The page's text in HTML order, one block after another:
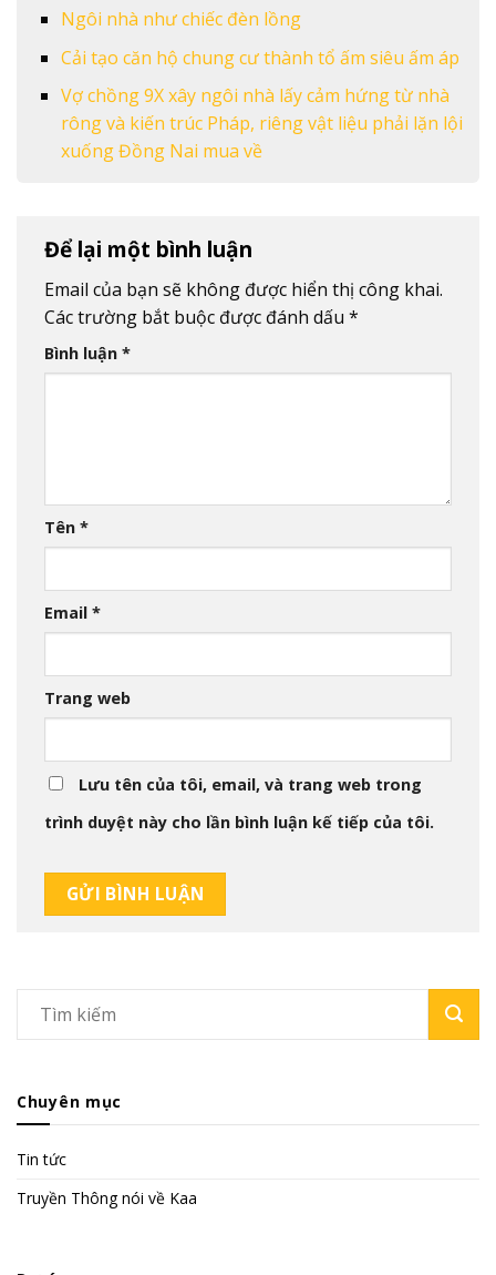
Ngôi nhà như chiếc đèn lồng
Cải tạo căn hộ chung cư thành tổ ấm siêu ấm áp
Vợ chồng 9X xây ngôi nhà lấy cảm hứng từ nhà
rông và kiến trúc Pháp, riêng vật liệu phải lặn lội
xuống Đồng Nai mua về
Để lại một bình luận
Email của bạn sẽ không được hiển thị công khai.
Các trường bắt buộc được đánh dấu *
Bình luận *
Tên *
Email *
Trang web
Lưu tên của tôi, email, và trang web trong
trình duyệt này cho lần bình luận kế tiếp của tôi.
Chuyên mục
Tin tức
Truyền Thông nói về Kaa